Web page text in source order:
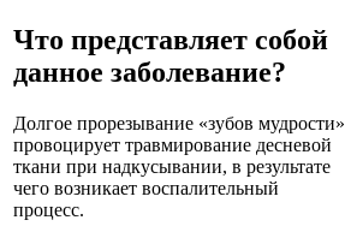
Что представляет собой
данное заболевание?
Долгое прорезывание «зубов мудрости»
провоцирует травмирование десневой
ткани при надкусывании, в результате
чего возникает воспалительный
процесс.